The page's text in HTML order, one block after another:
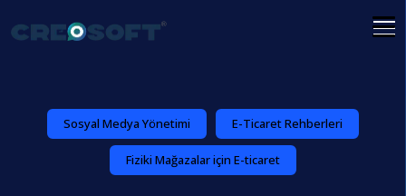
atla
Sosyal Medya Yönetimi E-Ticaret Rehberleri
Fiziki Mağazalar için E-ticaret